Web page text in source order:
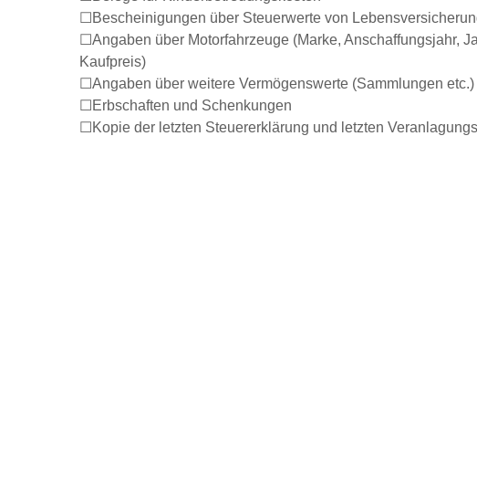
Bescheinigungen über Steuerwerte von
Angaben über Motorfahrzeuge (Marke, Anschaffungsjahr,
Kaufpreis)
Angaben über weitere Vermögenswerte (Sammlungen etc.)
Erbschaften und Schenkungen
Kopie der letzten Steuererklärung und letzten